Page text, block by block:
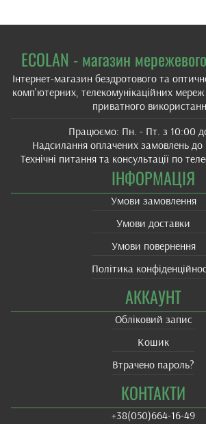
ECOLAN - магазин
Інтернет-магазин бездротового та
комп'ютерних, телекомунікаційних
приватного
Працюємо: Пн. - Пт. з 10:00
Надсилання оплачених замовлень
Технічні питання та консультації по
ІНФОРМАЦІЯ
Умови замовлення
Умови доставки
Умови повернення
Політика
АККАУНТ
Обліковий запис
Кошик
Втрачено пароль?
КОНТАКТИ
+38(‎050)664-16-49